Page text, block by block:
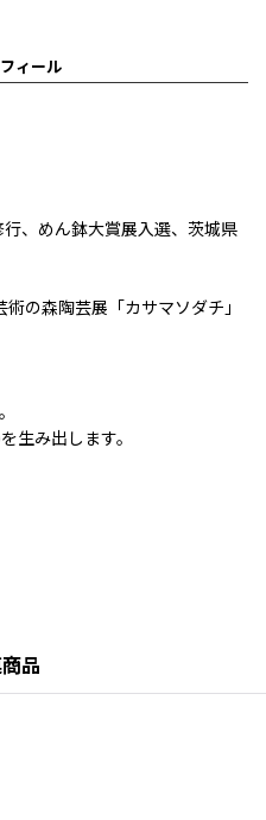
ィール
、めん鉢大賞展入選、茨城県
の森陶芸展「カサマソダチ」
生み出します。
品